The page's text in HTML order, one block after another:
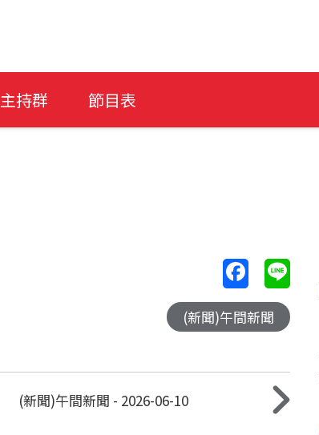
主持群 節目表
(新聞)午間新聞
(新聞)午間新聞 - 2026-06-10